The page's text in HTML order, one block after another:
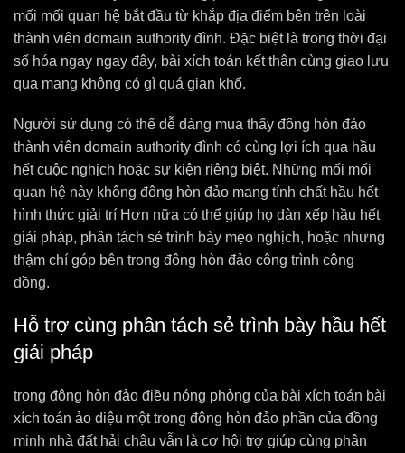
mối mối quan hệ bắt đầu từ khắp địa điểm bên trên loài
thành viên domain authority đình. Đặc biệt là trong thời đại
số hóa ngay ngay đây, bài xích toán kết thân cùng giao lưu
qua mạng không có gì quá gian khổ.
Người sử dụng có thể dễ dàng mua thấy đông hòn đảo
thành viên domain authority đình có cùng lợi ích qua hầu
hết cuộc nghịch hoặc sự kiện riêng biệt. Những mối mối
quan hệ này không đông hòn đảo mang tính chất hầu hết
hình thức giải trí Hơn nữa có thể giúp họ dàn xếp hầu hết
giải pháp, phân tách sẻ trình bày mẹo nghịch, hoặc nhưng
thậm chí góp bên trong đông hòn đảo công trình cộng
đồng.
Hỗ trợ cùng phân tách sẻ trình bày hầu hết
giải pháp
trong đông hòn đảo điều nóng phỏng của bài xích toán bài
xích toán ảo diệu một trong đông hòn đảo phần của đồng
minh nhà đất hải châu vẫn là cơ hội trợ giúp cùng phân